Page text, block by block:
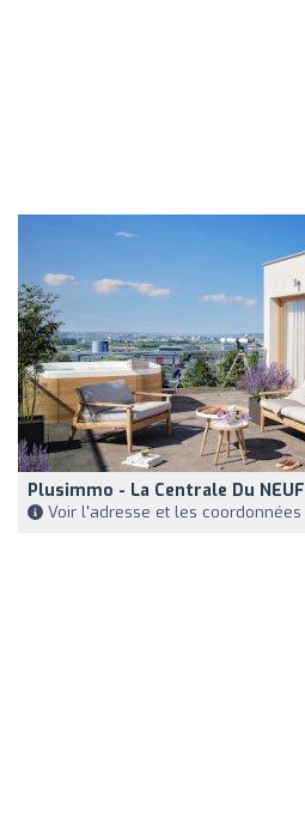
Plusimmo - La Centrale Du NEUF
Voir l'adresse et les coordonnées